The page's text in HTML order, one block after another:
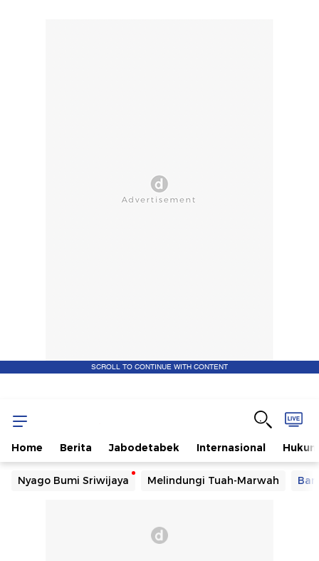
SCROLL TO CONTINUE WITH CONTENT
Home Berita Jabodetabek Internasional Hukum
Nyago Bumi Sriwijaya Melindungi Tuah-Marwah